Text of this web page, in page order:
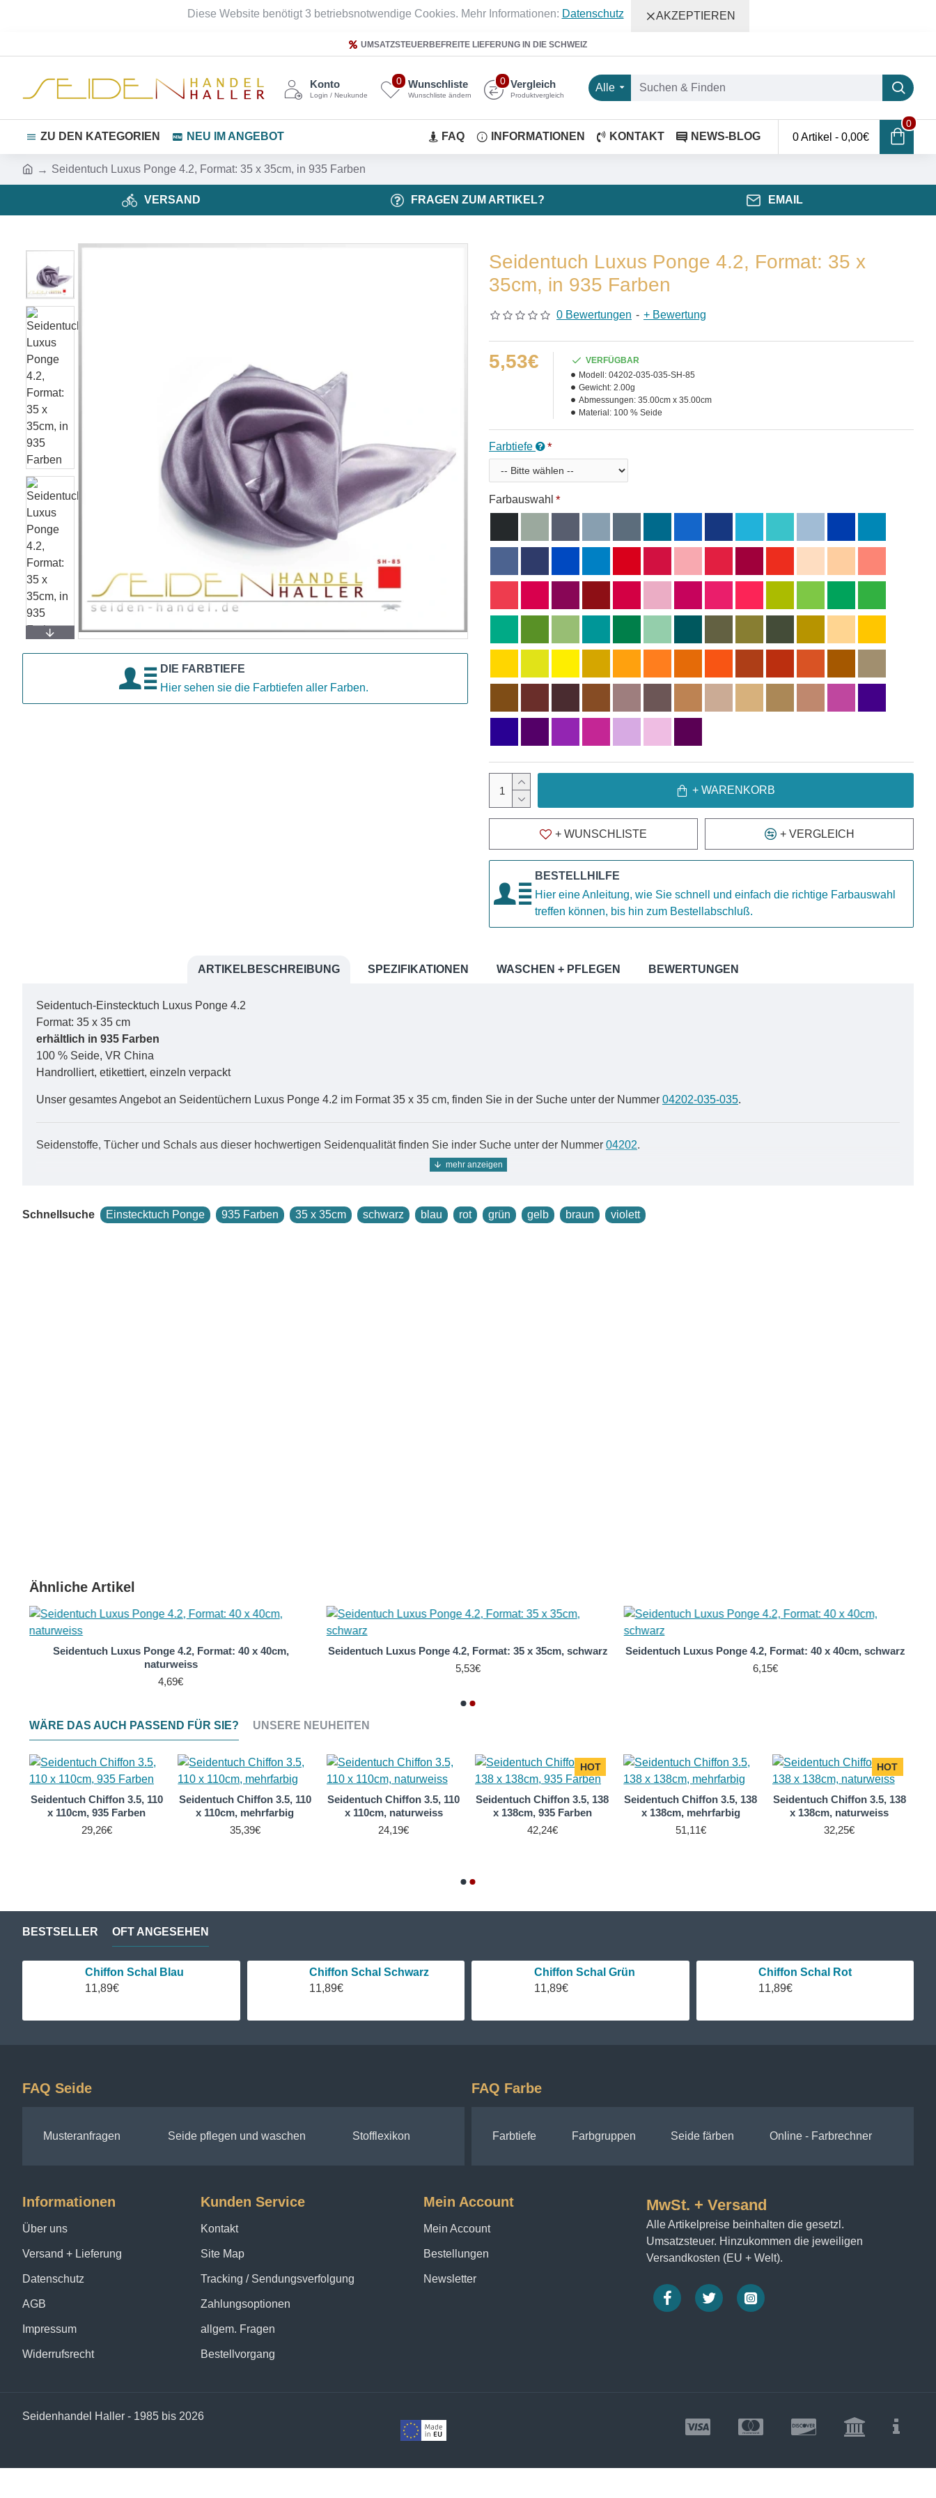
Diese Website benötigt 3 betriebsnotwendige Cookies. Mehr Informationen: Datenschutz AKZEPTIEREN
UMSATZSTEUERBEFREITE LIEFERUNG IN DIE SCHWEIZ
Alle
Konto
Login / Neukunde
Wunschliste
Wunschliste ändern
0 Vergleich
Produktvergleich
0
ZU DEN KATEGORIEN NEU IM ANGEBOT FAQ INFORMATIONEN KONTAKT NEWS-BLOG 0 Artikel - 0,00€
0
Seidentuch Luxus Ponge 4.2, Format: 35 x 35cm, in 935 Farben
VERSAND FRAGEN ZUM ARTIKEL? EMAIL
DIE FARBTIEFE
Hier sehen sie die Farbtiefen aller Farben.
Seidentuch Luxus Ponge 4.2, Format: 35 x
35cm, in 935 Farben
0 Bewertungen - + Bewertung
5,53€
VERFÜGBAR
Modell: 04202-035-035-SH-85
Gewicht: 2.00g
Abmessungen: 35.00cm x 35.00cm
Material: 100 % Seide
Farbtiefe
Farbauswahl
+ WARENKORB
+ WUNSCHLISTE + VERGLEICH
BESTELLHILFE
Hier eine Anleitung, wie Sie schnell und einfach die richtige Farbauswahl
treffen können, bis hin zum Bestellabschluß.
ARTIKELBESCHREIBUNG SPEZIFIKATIONEN WASCHEN + PFLEGEN BEWERTUNGEN
Seidentuch-Einstecktuch Luxus Ponge 4.2
Format: 35 x 35 cm
erhältlich in 935 Farben
100 % Seide, VR China
Handrolliert, etikettiert, einzeln verpackt
Unser gesamtes Angebot an Seidentüchern Luxus Ponge 4.2 im Format 35 x 35 cm, finden Sie in der Suche unter der Nummer 04202-035-035.
Seidenstoffe, Tücher und Schals aus dieser hochwertigen Seidenqualität finden Sie inder Suche unter der Nummer 04202.
Ponge 4.2 ist ein glattes, sehr glänzendes Seidengewebe in Leinwandbindung, das sehr gutfür Seidentücher geeignet ist. Ponge kann gut selbst bemalt werden und ist
Schnellsuche Einstecktuch Ponge 935 Farben 35 x 35cm schwarz blau rot grün gelb braun violett
Ähnliche Artikel
Seidentuch Luxus Ponge 4.2, Format: 40 x 40cm,
naturweiss
4,69€
Seidentuch Luxus Ponge 4.2, Format: 35 x 35cm, schwarz
5,53€
Seidentuch Luxus Ponge 4.2, Format: 40 x 40cm, schwarz
6,15€
WÄRE DAS AUCH PASSEND FÜR SIE? UNSERE NEUHEITEN
Seidentuch Chiffon 3.5, 110
x 110cm, 935 Farben
29,26€
Seidentuch Chiffon 3.5, 110
x 110cm, mehrfarbig
35,39€
Seidentuch Chiffon 3.5, 110
x 110cm, naturweiss
24,19€
HOT
Seidentuch Chiffon 3.5, 138
x 138cm, 935 Farben
42,24€
Seidentuch Chiffon 3.5, 138
x 138cm, mehrfarbig
51,11€
HOT
Seidentuch Chiffon 3.5, 138
x 138cm, naturweiss
32,25€
BESTSELLER OFT ANGESEHEN
Chiffon Schal Blau
11,89€
Chiffon Schal Schwarz
11,89€
Chiffon Schal Grün
11,89€
Chiffon Schal Rot
11,89€
FAQ Seide
Musteranfragen Seide pflegen und waschen Stofflexikon
FAQ Farbe
Farbtiefe Farbgruppen Seide färben Online - Farbrechner
Informationen
Über uns
Versand + Lieferung
Datenschutz
AGB
Impressum
Widerrufsrecht
Kunden Service
Kontakt
Site Map
Tracking / Sendungsverfolgung
Zahlungsoptionen
allgem. Fragen
Bestellvorgang
Mein Account
Mein Account
Bestellungen
Newsletter
MwSt. + Versand
Alle Artikelpreise beinhalten die gesetzl.
Umsatzsteuer. Hinzukommen die jeweiligen
Versandkosten (EU + Welt).
Seidenhandel Haller - 1985 bis 2026